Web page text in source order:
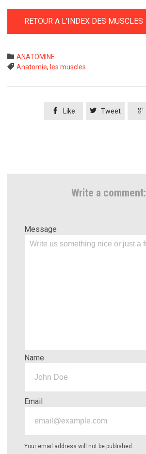
RETOUR A L’INDEX DES MUSCLES
 Category
ANATOMINE
 Tags
Anatomie, les muscles
 Like  Tweet 
Write a comment:
Message
Name
Email
Your email address will not be published.